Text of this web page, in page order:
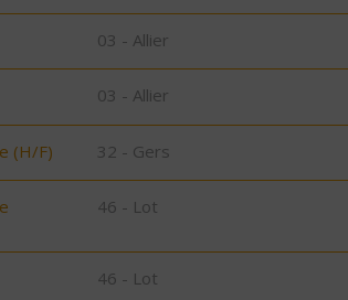
03 - Allier
03 - Allier
(H/F) 32 - Gers
46 - Lot
46 - Lot